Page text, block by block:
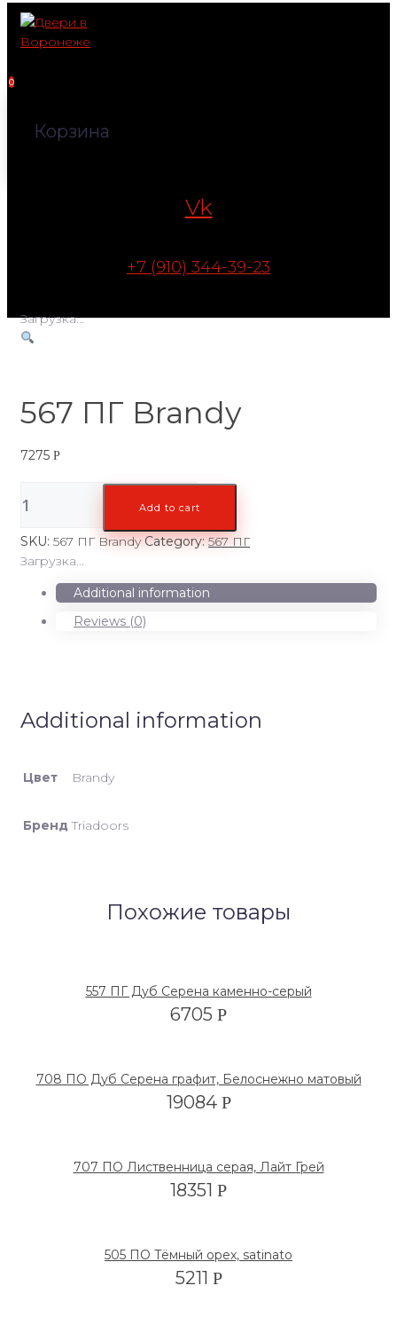
Перейти
контенту
0
Корзина
Vk
+7 (910) 344-39-23
Загрузка...
567 ПГ Brandy
7275 Р
ПГ
quantity
Add to cart
SKU: 567 ПГ Brandy Category:567 ПГ
Загрузка...
Additional information
Reviews (0)
Additional information
Цвет Brandy
Бренд Triadoors
Похожие товары
557 ПГ Дуб Серена каменно-серый
6705 Р
708 ПО Дуб Серена графит, Белоснежно матовый
19084 Р
707 ПО Лиственница серая, Лайт Грей
18351 Р
505 ПО Тёмный орех, satinato
5211 Р